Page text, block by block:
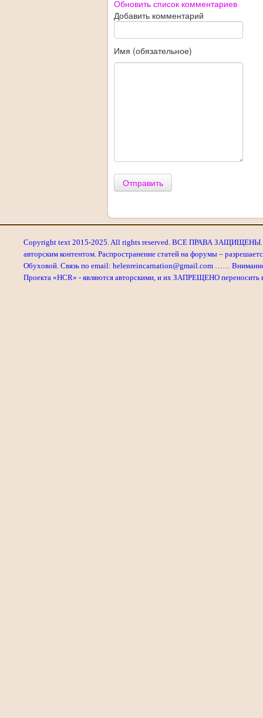
Обновить список комментариев
Добавить комментарий
Имя (обязательное)
Отправить
Copyright text 2015-2025. All rights reserved. ВСЕ ПРАВА ЗАЩИЩЕНЫ.
авторским контентом. Распространение статей на форумы –
Обуховой. Связь по email: helenreincarnation@gmail.com ……
Проекта «HCR» - являются авторскими, и их ЗАПРЕЩЕНО переносить в